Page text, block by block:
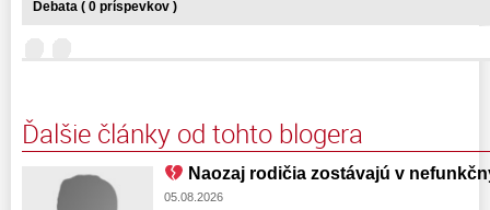
Debata ( 0 príspevkov )
Ďalšie články od tohto blogera
Naozaj rodičia zostávajú v
05.08.2026